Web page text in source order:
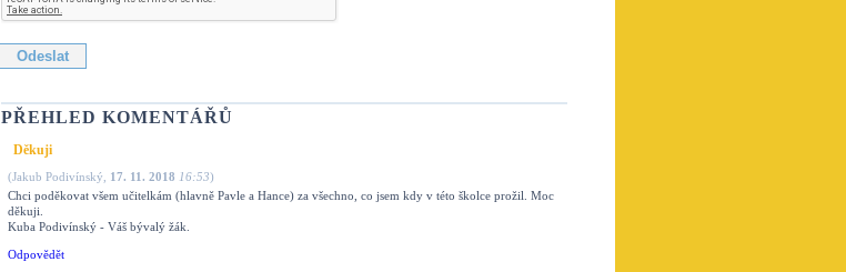
PŘEHLED KOMENTÁŘŮ
Děkuji
(Jakub Podivínský 17. 11. 2018 16:53)
Chci poděkovat všem učitelkám (hlavně Pavle a Hance) za všechno, co jsem kdy v této školce prožil. Moc
děkuji.
Kuba Podivínský - Váš bývalý žák.
Odpovědět